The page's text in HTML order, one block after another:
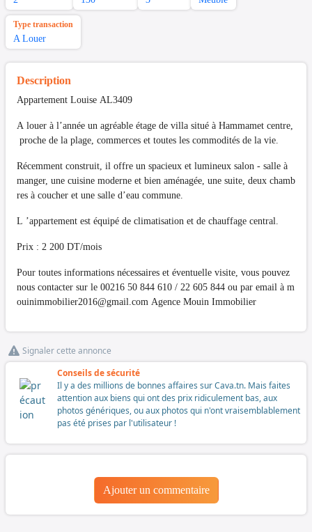
Type transaction
A Louer
Description
Appartement Louise AL3409
A louer à l’année un agréable étage de villa situé à Hammamet centre,
proche de la plage, commerces et toutes les commodités de la vie.
Récemment construit, il offre un spacieux et lumineux salon - salle à
manger, une cuisine moderne et bien aménagée, une suite, deux chamb
res à coucher et une salle d’eau commune.
L ’appartement est équipé de climatisation et de chauffage central.
Prix : 2 200 DT/mois
Pour toutes informations nécessaires et éventuelle visite, vous pouvez
nous contacter sur le 00216 50 844 610 / 22 605 844 ou par email à m
ouinimmobilier2016@gmail.com Agence Mouin Immobilier
Signaler cette annonce
Conseils de sécurité
Il y a des millions de bonnes affaires sur Cava.tn. Mais faites
attention aux biens qui ont des prix ridiculement bas, aux
photos génériques, ou aux photos qui n'ont vraisemblablement
pas été prises par l'utilisateur !
Ajouter un commentaire